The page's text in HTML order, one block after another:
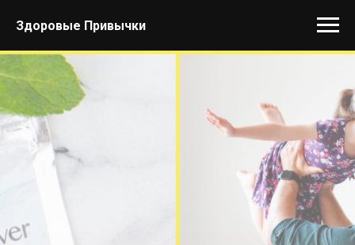
Здоровые Привычки